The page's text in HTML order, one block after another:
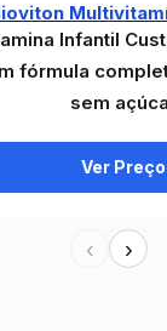
Infantil
fórmula
sem
Ver Preço
‹ ›